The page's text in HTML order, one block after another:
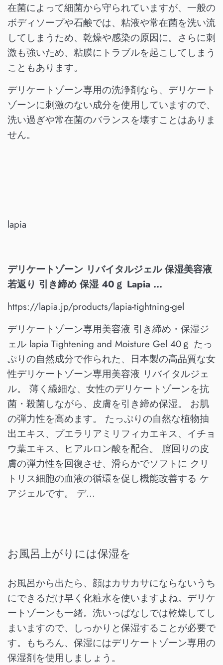
在菌によって細菌から守られていますが、一般の
ボディソープや石鹸では、粘液や常在菌を洗い流
してしまうため、乾燥や感染の原因に。さらに刺
激も強いため、粘膜にトラブルを起こしてしまう
こともあります。
デリケートゾーン専用の洗浄剤なら、デリケート
ゾーンに刺激のない成分を使用していますので、
洗い過ぎや常在菌のバランスを壊すことはありま
せん。
lapia
デリケートゾーン リバイタルジェル 保湿美容液
若返り 引き締め 保湿 40ｇ Lapia ...
https://lapia.jp/products/lapia-tightning-gel
デリケートゾーン専用美容液 引き締め・保湿ジ
ェル lapia Tightening and Moisture Gel 40ｇ たっ
ぷりの自然成分で作られた、日本製の高品質な女
性デリケートゾーン専用美容液 リバイタルジェ
ル。 薄く繊細な、女性のデリケートゾーンを抗
菌・殺菌しながら、皮膚を引き締め保湿。 お肌
の弾力性を高めます。 たっぷりの自然な植物抽
出エキス、プエラリアミリフィカエキス、イチョ
ウ葉エキス、ヒアルロン酸を配合。 膣回りの皮
膚の弾力性を回復させ、滑らかでソフトに クリ
トリス細胞の血液の循環を促し機能改善する ケ
アジェルです。 デ...
お風呂上がりには保湿を
お風呂から出たら、顔はカサカサにならないうち
にできるだけ早く化粧水を使いますよね。デリケ
ートゾーンも一緒。洗いっぱなしでは乾燥してし
まいますので、しっかりと保湿することが必要で
す。もちろん、保湿にはデリケートゾーン専用の
保湿剤を使用しましょう。